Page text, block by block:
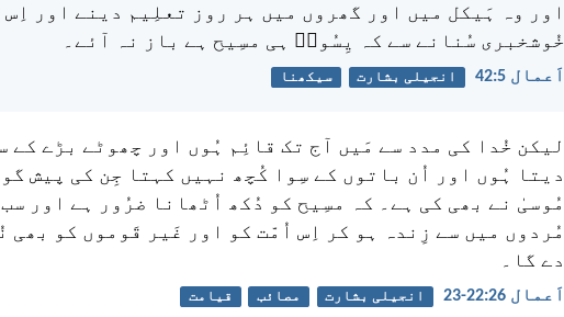
اور وہ ہَیکل میں اور گھروں میں ہر روز تعلِیم دینے اور اِس
خُوشخبری سُنانے سے کہ یِسُوعؔ ہی مسِیح ہے باز نہ آئے۔
اَعمال 5:‏42 انجیلی بشارت سیکھنا
لیکن خُدا کی مدد سے مَیں آج تک قائِم ہُوں اور چھوٹے بڑے کے
دیتا ہُوں اور اُن باتوں کے سِوا کُچھ نہیں کہتا جِن کی پیش
مُوسیٰ نے بھی کی ہے۔ کہ مسِیح کو دُکھ اُٹھانا ضرُور ہے اور
مُردوں میں سے زِندہ ہو کر اِس اُمّت کو اور غَیر قَوموں کو بھی
دے گا۔
اَعمال 26:‏22-‏23 انجیلی بشارت مصائب قیامت